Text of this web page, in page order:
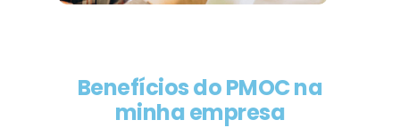
Benefícios do PMOC na
minha empresa